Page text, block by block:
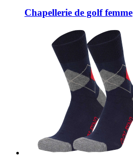
Chapellerie de golf femme